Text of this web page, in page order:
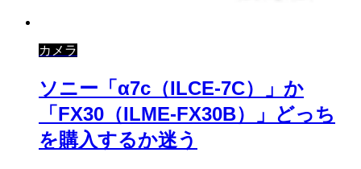
カメラ
ソニー「α7c（ILCE-7C）」か
「FX30（ILME-FX30B）」どっち
を購入するか迷う